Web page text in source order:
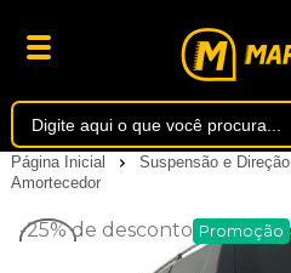
Página Inicial Suspensão e Direção
Amortecedor
-25% de desconto Promoção